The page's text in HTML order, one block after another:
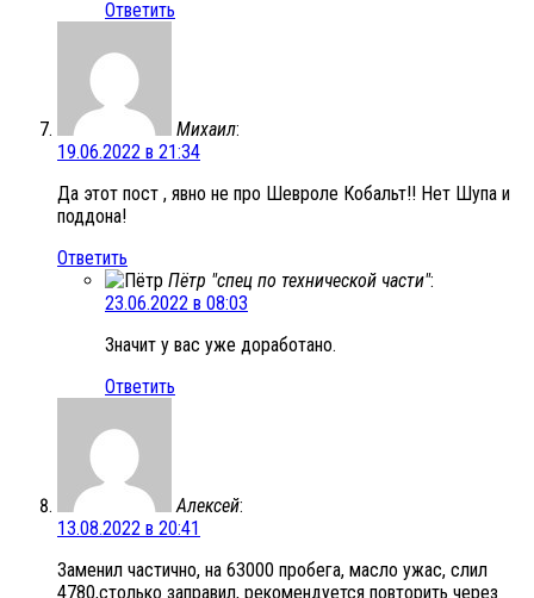
Ответить
Михаил:
19.06.2022 в 21:34
Да этот пост , явно не про Шевроле Кобальт!! Нет Шупа и
поддона!
Ответить
Пётр "спец по технической части":
23.06.2022 в 08:03
Значит у вас уже доработано.
Ответить
Алексей:
13.08.2022 в 20:41
Заменил частично, на 63000 пробега, масло ужас, слил
4780,столько заправил, рекомендуется повторить через